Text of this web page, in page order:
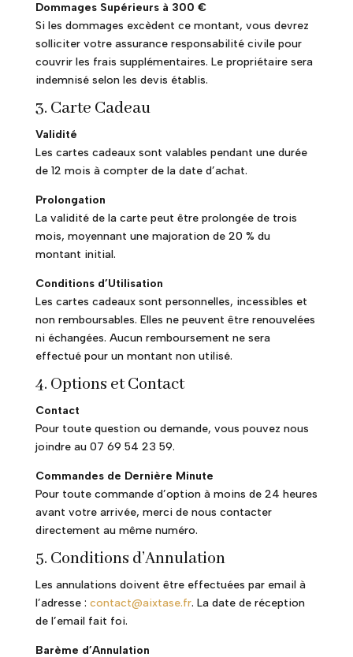
Dommages Supérieurs à 300 €
Si les dommages excèdent ce montant, vous devrez
solliciter votre assurance responsabilité civile pour
couvrir les frais supplémentaires. Le propriétaire sera
indemnisé selon les devis établis.
3. Carte Cadeau
Validité
Les cartes cadeaux sont valables pendant une durée
de 12 mois à compter de la date d’achat.
Prolongation
La validité de la carte peut être prolongée de trois
mois, moyennant une majoration de 20 % du
montant initial.
Conditions d’Utilisation
Les cartes cadeaux sont personnelles, incessibles et
non remboursables. Elles ne peuvent être renouvelées
ni échangées. Aucun remboursement ne sera
effectué pour un montant non utilisé.
4. Options et Contact
Contact
Pour toute question ou demande, vous pouvez nous
joindre au 07 69 54 23 59.
Commandes de Dernière Minute
Pour toute commande d’option à moins de 24 heures
avant votre arrivée, merci de nous contacter
directement au même numéro.
5. Conditions d’Annulation
Les annulations doivent être effectuées par email à
l’adresse : contact@aixtase.fr. La date de réception
de l’email fait foi.
Barème d’Annulation